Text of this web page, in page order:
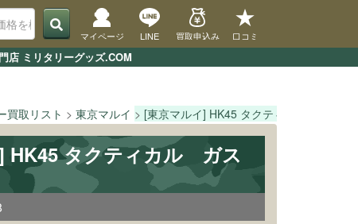
店 ミリタリーグッズ.COM
マイページ LINE 買取申込み 口コミ
買取リスト 東京マルイ [東京マルイ] HK45 タクティカル
HK45 タクティカル ガス